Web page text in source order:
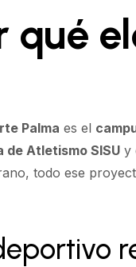
qué
Palma es el
de Atletismo SISU y
todo ese